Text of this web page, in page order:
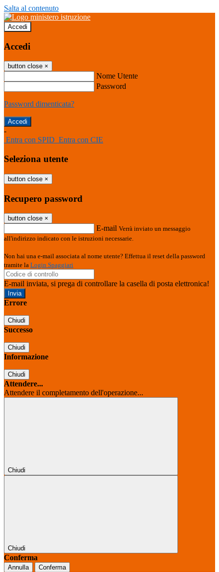
Salta al contenuto
Accedi
Accedi
button close ×
Nome Utente
Password
Password dimenticata?
-
Entra con SPID Entra con CIE
Seleziona utente
button close ×
Recupero password
button close ×
E-mail Verrà inviato un messaggio
all'indirizzo indicato con le istruzioni necessarie.
Non hai una e-mail associata al nome utente? Effettua il reset della password
tramite la Login Spaggiari
E-mail inviata, si prega di controllare la casella di posta elettronica!
Errore
Chiudi
Successo
Chiudi
Informazione
Chiudi
Attendere...
Attendere il completamento dell'operazione...
Chiudi
Chiudi
Conferma
Annulla Conferma